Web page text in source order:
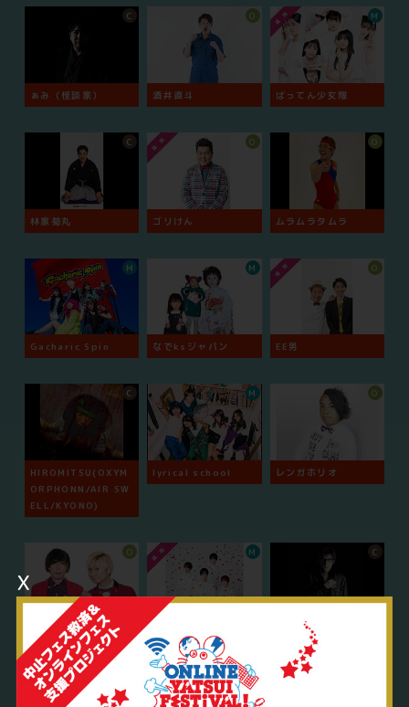
x
ぁみ（怪談家）
C
酒井直斗
O
ばってん少女隊
M
林家菊丸
C
ゴリけん
O
ムラムラタムラ
O
Gacharic Spin
M
なでksジャパン
M
EE男
O
HIROMITSU(OXYM
ORPHONN/AIR SW
ELL/KYONO)
C
lyrical school
M
レンガホリオ
O
ウェイウェイズ
O M C
O